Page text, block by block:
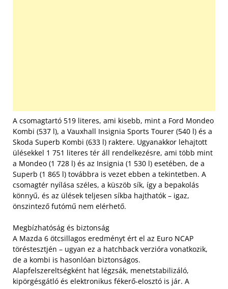
A csomagtartó 519 literes, ami kisebb, mint a Ford Mondeo
Kombi (537 l), a Vauxhall Insignia Sports Tourer (540 l) és a
Skoda Superb Kombi (633 l) raktere. Ugyanakkor lehajtott
ülésekkel 1 751 literes tér áll rendelkezésre, ami több mint
a Mondeo (1 728 l) és az Insignia (1 530 l) esetében, de a
Superb (1 865 l) továbbra is vezet ebben a tekintetben. A
csomagtér nyílása széles, a küszöb sík, így a bepakolás
könnyű, és az ülések teljesen síkba hajthatók – igaz,
önszintező futómű nem elérhető.
Megbízhatóság és biztonság
A Mazda 6 ötcsillagos eredményt ért el az Euro NCAP
töréstesztjén – ugyan ez a hatchback verzióra vonatkozik,
de a kombi is hasonlóan biztonságos.
Alapfelszereltségként hat légzsák, menetstabilizáló,
kipörgésgátló és elektronikus fékerő-elosztó is jár. A